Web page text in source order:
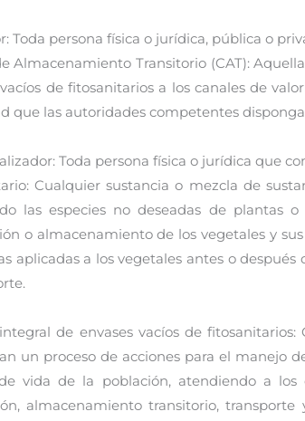
Toda persona física o jurídica, pública o
Almacenamiento Transitorio (CAT):
de fitosanitarios a los canales de
que las autoridades competentes
Toda persona física o jurídica que
Cualquier sustancia o mezcla de
las especies no deseadas de plantas
o almacenamiento de los vegetales y
aplicadas a los vegetales antes o
de envases vacíos de
un proceso de acciones para el manejo
vida de la población, atendiendo a
almacenamiento transitorio,